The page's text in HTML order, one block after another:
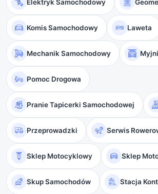
Elektryk Samochodowy
Komis Samochodowy Laweta
Mechanik Samochodowy
Pomoc Drogowa
Pranie Tapicerki Samochodowej
Przeprowadzki Serwis
Sklep Motocyklowy Sklep
Skup Samochodów Stacja